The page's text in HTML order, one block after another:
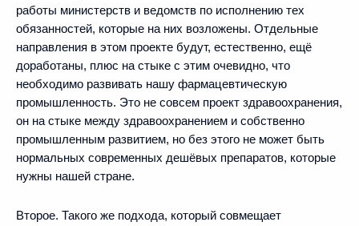
работы министерств и ведомств по исполнению тех
обязанностей, которые на них возложены. Отдельные
направления в этом проекте будут, естественно, ещё
доработаны, плюс на стыке с этим очевидно, что
необходимо развивать нашу фармацевтическую
промышленность. Это не совсем проект здравоохранения,
он на стыке между здравоохранением и собственно
промышленным развитием, но без этого не может быть
нормальных современных дешёвых препаратов, которые
нужны нашей стране.
Второе. Такого же подхода, который совмещает